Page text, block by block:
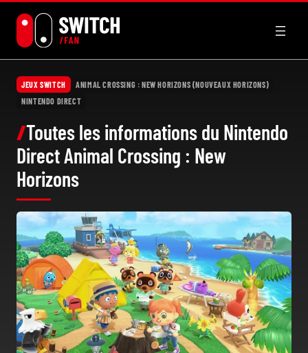
contenu
JEUX SWITCH
ANIMAL CROSSING : NEW HORIZONS (NOUVEAUX HORIZONS)
NINTENDO DIRECT
Toutes les informations du Nintendo
Direct Animal Crossing : New
Horizons